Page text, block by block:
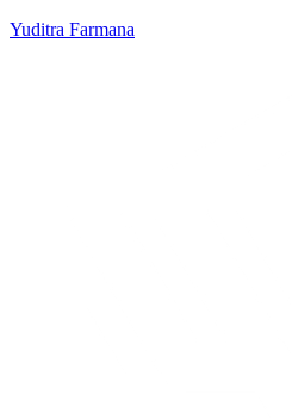
Yuditra Farmana